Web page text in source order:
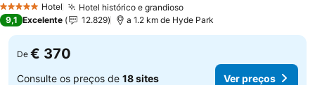
5 Estrelas Hotel Hotel histórico e grandioso
9,1 Excelente 12.829 a 1.2 km de Hyde Park
De € 370
Consulte os preços de 18 sites Ver preços